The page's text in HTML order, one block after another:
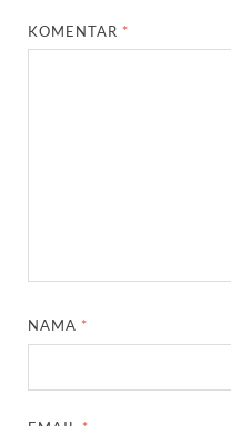
KOMENTAR *
NAMA *